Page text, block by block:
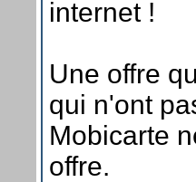
internet !
Une offre
qui n'ont
Mobicarte
offre.